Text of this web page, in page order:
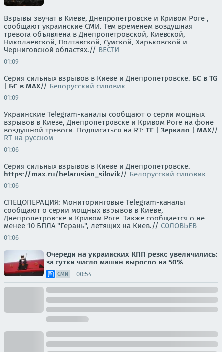
Взрывы звучат в Киеве, Днепропетровске и Кривом Роге ,
сообщают украинские СМИ. Тем временем воздушная
тревога объявлена в Днепропетровской, Киевской,
Николаевской, Полтавской, Сумской, Харьковской и
Черниговской областях.// ВЕСТИ
01:09
Серия сильных взрывов в Киеве и Днепропетровске. БС в TG
| БС в МАХ// Белорусский силовик
01:09
Украинские Telegram-каналы сообщают о серии мощных
взрывов в Киеве, Днепропетровске и Кривом Роге на фоне
воздушной тревоги. Подписаться на RT: ТГ | Зеркало | MAX//
RT на русском
01:06
Серия сильных взрывов в Киеве и Днепропетровске.
https://max.ru/belarusian_silovik// Белорусский силовик
01:06
СПЕЦОПЕРАЦИЯ: Мониторинговые Telegram-каналы
сообщают о серии мощных взрывов в Киеве,
Днепропетровске и Кривом Роге. Также сообщается о не
менее 10 БПЛА "Герань", летящих на Киев.// СОЛОВЬЁВ
01:06
Очереди на украинских КПП резко увеличились:
за сутки число машин выросло на 50%
СМИ 00:54